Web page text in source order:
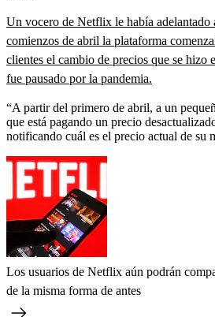
Un vocero de Netflix le había
comienzos de abril la plataforma
clientes el cambio de precios que se hizo
fue pausado por la pandemia.
“A partir del primero de abril, a un
que está pagando un precio
notificando cuál es el precio actual de su
Los usuarios de Netflix aún podrán
de la misma forma de antes